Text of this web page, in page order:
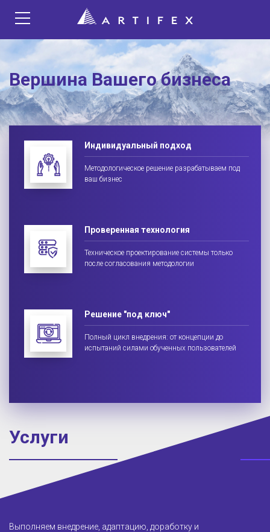
Вершина Вашего бизнеса
Индивидуальный подход
Методологическое решение разрабатываем под
ваш бизнес
Проверенная технология
Техническое проектирование системы только
после согласования методологии
Решение "под ключ"
Полный цикл внедрения: от концепции до
испытаний силами обученных пользователей
Услуги
Выполняем внедрение, адаптацию, доработку и